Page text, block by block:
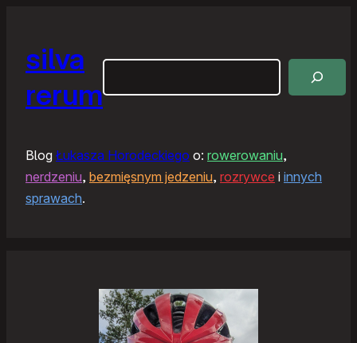
silva
rerum
Blog Łukasza Horodeckiego o: rowerowaniu,
nerdzeniu, bezmięsnym jedzeniu, rozrywce i innych
sprawach.